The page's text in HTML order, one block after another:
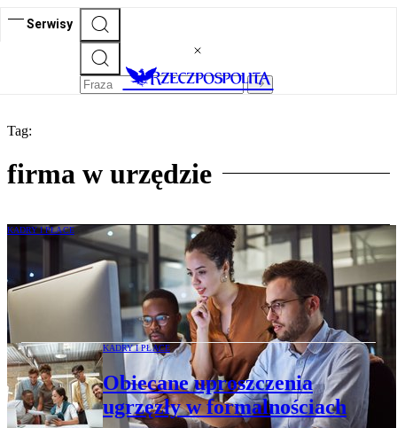
Serwisy
Tag:
firma w urzędzie
KADRY I PŁACE
Priorytetowe rozpatrywanie wniosków o
zezwolenie na pracę i pobyt dla
cudzoziemców
KADRY I PŁACE
Obiecane uproszczenia
ugrzęzły w formalnościach